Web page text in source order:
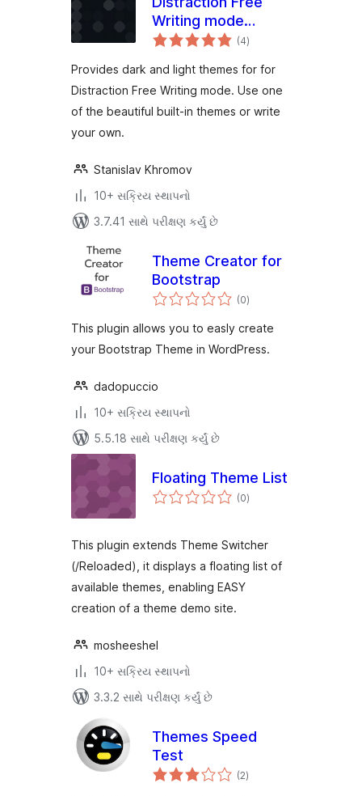
Writing mode
Themes
(4કુલ
રેટિંગ્સ
)
Provides dark and light themes for for
Distraction Free Writing mode. Use one
of the beautiful built-in themes or write
your own.
Stanislav Khromov
10+ સક્રિય સ્થાપનો
3.7.41 સાથે પરીક્ષણ કર્યું છે
Theme Creator for
Bootstrap
(0કુલ
રેટિંગ્સ
)
This plugin allows you to easly create
your Bootstrap Theme in WordPress.
dadopuccio
10+ સક્રિય સ્થાપનો
5.5.18 સાથે પરીક્ષણ કર્યું છે
Floating Theme List
(0કુલ
રેટિંગ્સ
)
This plugin extends Theme Switcher
(/Reloaded), it displays a floating list of
available themes, enabling EASY
creation of a theme demo site.
mosheeshel
10+ સક્રિય સ્થાપનો
3.3.2 સાથે પરીક્ષણ કર્યું છે
Themes Speed
Test
(2કુલ
રેટિંગ્સ
)